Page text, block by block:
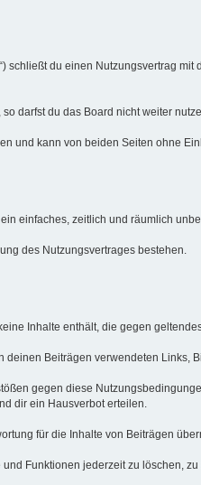
schließt du einen Nutzungsvertrag
darfst du das Board nicht weiter
und kann von beiden Seiten ohne
einfaches, zeitlich und räumlich
des Nutzungsvertrages bestehen.
Inhalte enthält, die gegen
Beiträgen verwendeten Links,
gegen diese
dir ein Hausverbot erteilen.
für die Inhalte von Beiträgen
Funktionen jederzeit zu löschen,